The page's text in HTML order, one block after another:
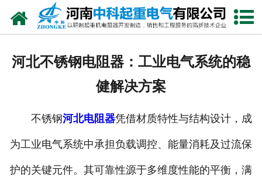
网站首页
公司风采
河北不锈钢电阻器：工业电气系统的稳
健解决方案
不锈钢河北电阻器凭借材质特性与结构设计，成
为工业电气系统中承担负载调控、能量消耗及过流保
护的关键元件。其可靠性源于多维度性能的平衡，满